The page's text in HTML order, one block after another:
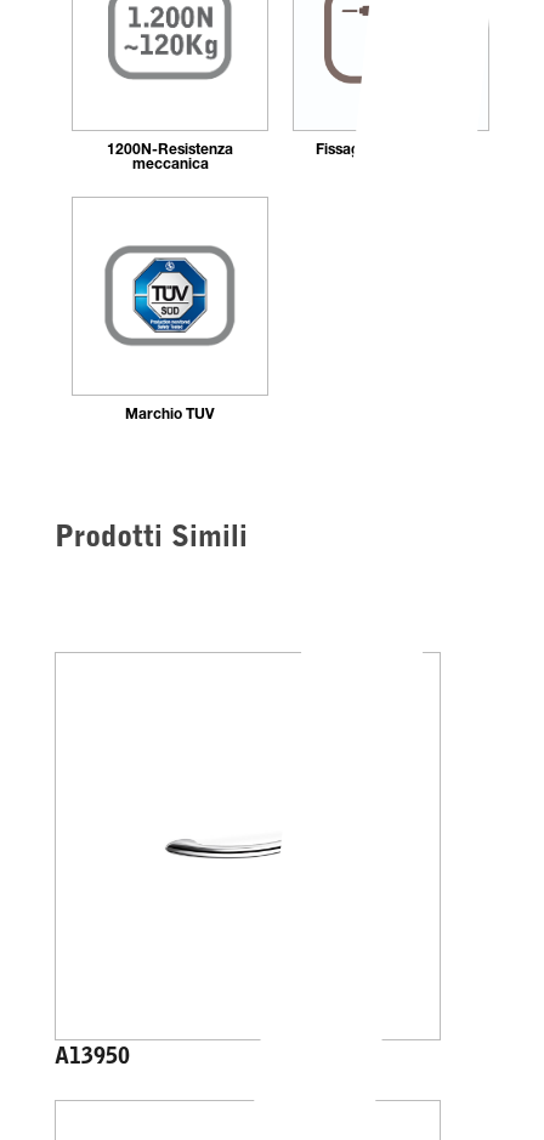
1200N-Resistenza
meccanica
Fissaggio_con_tasselli
Marchio TÜV
Prodotti Simili
A13950